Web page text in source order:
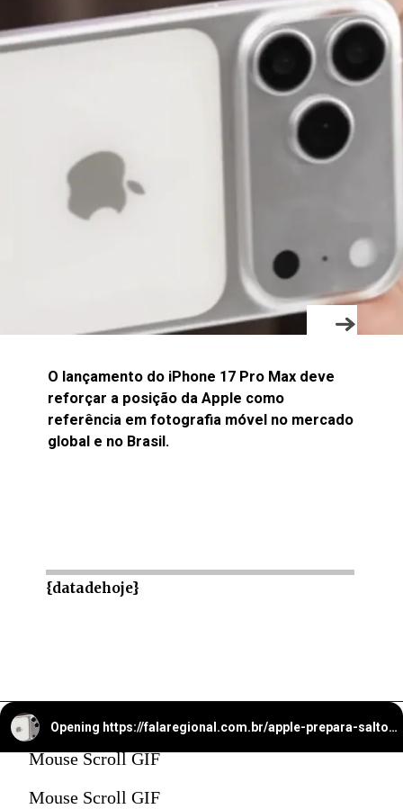
O lançamento do iPhone 17 Pro Max deve
reforçar a posição da Apple como
referência em fotografia móvel no mercado
global e no Brasil.
{datadehoje}
Opening https://falaregional.com.br/apple-prepara-salto-com-iphone-17-pro-max-e-camera-telefoto-de-48-mp-com-zoom-optico-de-ate-8x.html
Mouse Scroll GIF
Mouse Scroll GIF